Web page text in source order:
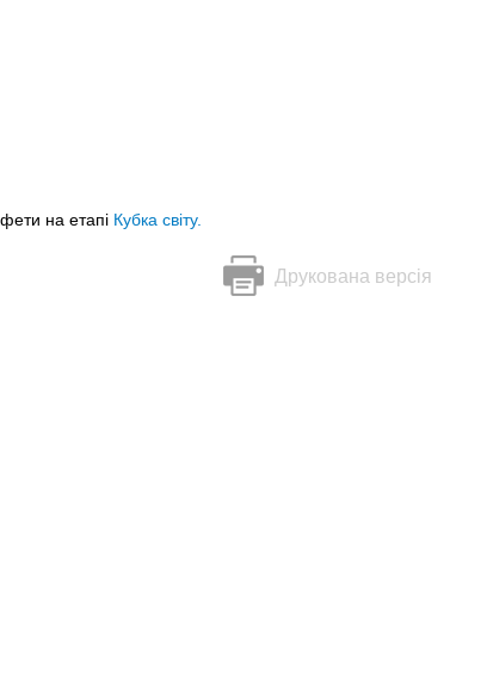
на етапі Кубка світу.
Друкована версія